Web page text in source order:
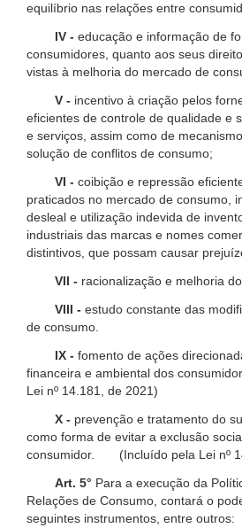
equilíbrio nas relações entre
IV - educação e informação de
consumidores, quanto aos seus
vistas à melhoria do mercado de
V - incentivo à criação pelos
eficientes de controle de qualidade e
e serviços, assim como de
solução de conflitos de consumo;
VI - coibição e repressão
praticados no mercado de consumo,
desleal e utilização indevida de
industriais das marcas e nomes
distintivos, que possam causar
VII - racionalização e melhoria
VIII - estudo constante das
de consumo.
IX - fomento de ações
financeira e ambiental dos
Lei nº 14.181, de 2021)
X - prevenção e tratamento do
como forma de evitar a exclusão
consumidor. (Incluído pela Lei nº
Art. 5° Para a execução da
Relações de Consumo, contará o
seguintes instrumentos, entre outros: